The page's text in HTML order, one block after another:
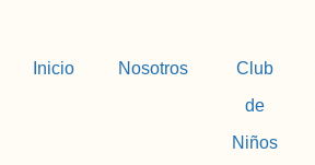
Inicio Nosotros
Club
de
Niños